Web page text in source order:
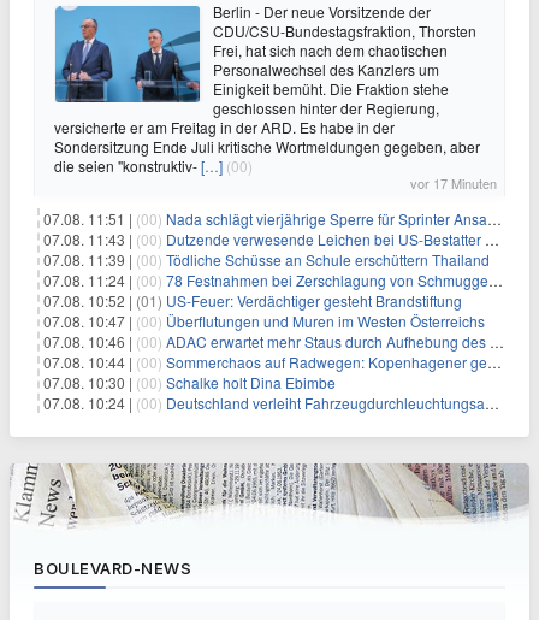
Berlin - Der neue Vorsitzende der
CDU/CSU-Bundestagsfraktion, Thorsten
Frei, hat sich nach dem chaotischen
Personalwechsel des Kanzlers um
Einigkeit bemüht. Die Fraktion stehe
geschlossen hinter der Regierung,
versicherte er am Freitag in der ARD. Es habe in der
Sondersitzung Ende Juli kritische Wortmeldungen gegeben, aber
die seien "konstruktiv-[…] (00)
vor 17 Minuten
07.08. 11:51 | (00) Nada schlägt vierjährige Sperre für Sprinter Ansah vor
07.08. 11:43 | (00) Dutzende verwesende Leichen bei US-Bestatter gefunden
07.08. 11:39 | (00) Tödliche Schüsse an Schule erschüttern Thailand
07.08. 11:24 | (00) 78 Festnahmen bei Zerschlagung von Schmuggelnetzwerk in Spanien
07.08. 10:52 | (01) US-Feuer: Verdächtiger gesteht Brandstiftung
07.08. 10:47 | (00) Überflutungen und Muren im Westen Österreichs
07.08. 10:46 | (00) ADAC erwartet mehr Staus durch Aufhebung des Lkw-Fahrverbots
07.08. 10:44 | (00) Sommerchaos auf Radwegen: Kopenhagener genervt von Touristen
07.08. 10:30 | (00) Schalke holt Dina Ebimbe
07.08. 10:24 | (00) Deutschland verleiht Fahrzeugdurchleuchtungsanlagen an Israel
BOULEVARD-NEWS